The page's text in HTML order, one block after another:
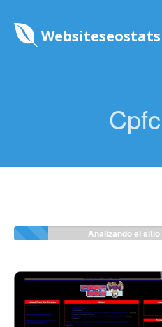
Websiteseostats
Analizando el sitio